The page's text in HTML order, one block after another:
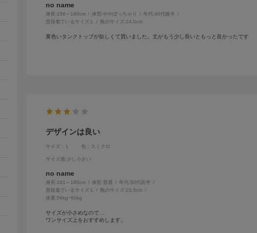
no name
身長:156～160cm 体型:ぽっちゃり 年代:40代後半
普段着ているサイズ:L 靴のサイズ:24.0cm
黄色いタンクトップが欲しくて買いました。丈がもう少し長いともっと良かったです
デザインは良い
サイズ：Ｌ 色：スミクロ
サイズ感:少し小さい
no name
身長:161～165cm 体型: 普通 年代:50代前半
普段着ているサイズ:L 靴のサイズ:23.5cm
体重:56kg~60kg
サイズが小さめなので…
ワンサイズ上をおすすめします。